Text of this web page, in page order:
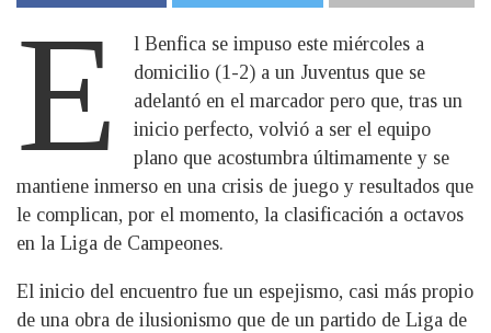
E
l Benfica se impuso este miércoles a
domicilio (1-2) a un Juventus que se
adelantó en el marcador pero que, tras un
inicio perfecto, volvió a ser el equipo
plano que acostumbra últimamente y se
mantiene inmerso en una crisis de juego y resultados que
le complican, por el momento, la clasificación a octavos
en la Liga de Campeones.
El inicio del encuentro fue un espejismo, casi más propio
de una obra de ilusionismo que de un partido de Liga de